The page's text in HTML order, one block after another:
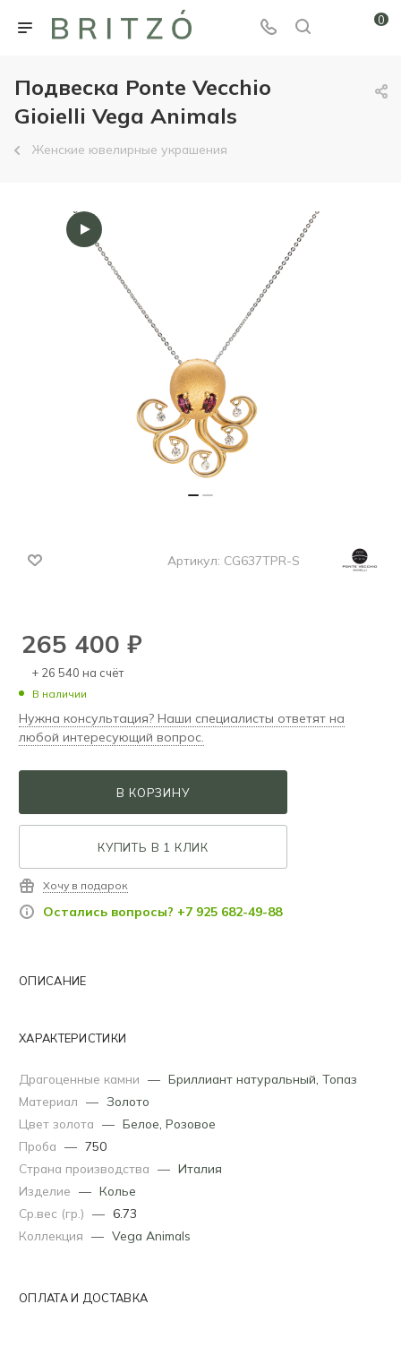
0
Подвеска Ponte Vecchio
Gioielli Vega Animals
Женские ювелирные украшения
Артикул: CG637TPR-S
265 400 ₽
+ 26 540 на счёт
В наличии
Нужна консультация? Наши специалисты ответят на
любой интересующий вопрос.
В КОРЗИНУ
КУПИТЬ В 1 КЛИК
Хочу в подарок
Остались вопросы? +7 925 682-49-88
ОПИСАНИЕ
ХАРАКТЕРИСТИКИ
Драгоценные камни — Бриллиант натуральный Топаз
Материал — Золото
Цвет золота — Белое Розовое
Проба — 750
Страна производства — Италия
Изделие — Колье
Ср.вес (гр.) — 6.73
Коллекция — Vega Animals
ОПЛАТА И ДОСТАВКА